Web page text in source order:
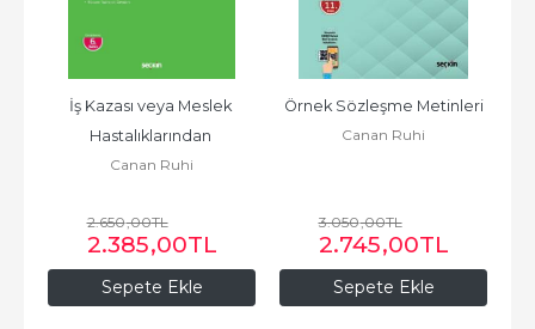
Sepete Ekle
İş Kazası veya Meslek
Hastalıklarından
Kaynaklanan Davalar
Canan Ruhi
2.650,00TL
2.385,00TL
Sepete Ekle
Örnek Sözleşme Metinleri
Canan Ruhi
3.050,00TL
2.745,00TL